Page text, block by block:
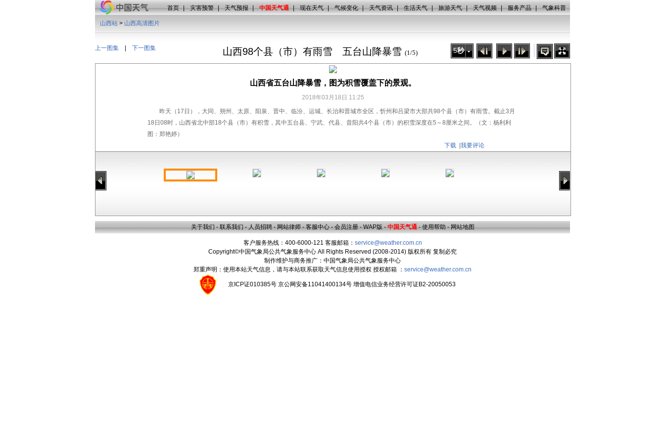
首页 | 灾害预警 | 天气预报 | 中国天气通 | 现在天气 | 气候变化 | 天气资讯 | 生活天气 | 旅游天气 | 天气视频 | 服务产品 | 气象科普
上一图集 下一图集
山西站 > 山西高清图片
山西98个县（市）有雨雪 五台山降暴雪 (1/5) 5秒
山西省五台山降暴雪，图为积雪覆盖下的景观。
2018年03月18日 11:25
昨天（17日），大同、朔州、太原、阳泉、晋中、临汾、运城、长治和晋城市全区，忻州和吕梁市大部共98个县（市）有雨雪。截止3月
18日08时，山西省北中部18个县（市）有积雪，其中五台县、宁武、代县、昔阳共4个县（市）的积雪深度在5～8厘米之间。（文：杨利利
图：郑艳婷）
下载
我要评论
关于我们 - 联系我们 - 人员招聘 - 网站律师 - 客服中心 - 会员注册 - WAP版 - 中国天气通 - 使用帮助 - 网站地图
客户服务热线：400-6000-121 客服邮箱： service@weather.com.cn
Copyright©中国气象局公共气象服务中心 All Rights Reserved (2008-2014) 版权所有 复制必究
制作维护与商务推广：中国气象局公共气象服务中心
郑重声明：使用本站天气信息，请与本站联系获取天气信息使用授权 授权邮箱 ： service@weather.com.cn
京ICP证010385号 京公网安备11041400134号 增值电信业务经营许可证B2-20050053